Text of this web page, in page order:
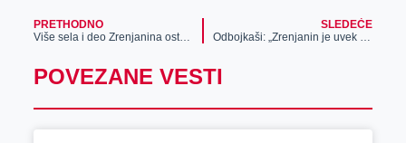
PRETHODNO
Više sela i deo Zrenjanina ostaje sutra bez struje
SLEDEĆE
Odbojkaši: „Zrenjanin je uvek bio grad sporta i dobar domaćin“
POVEZANE VESTI